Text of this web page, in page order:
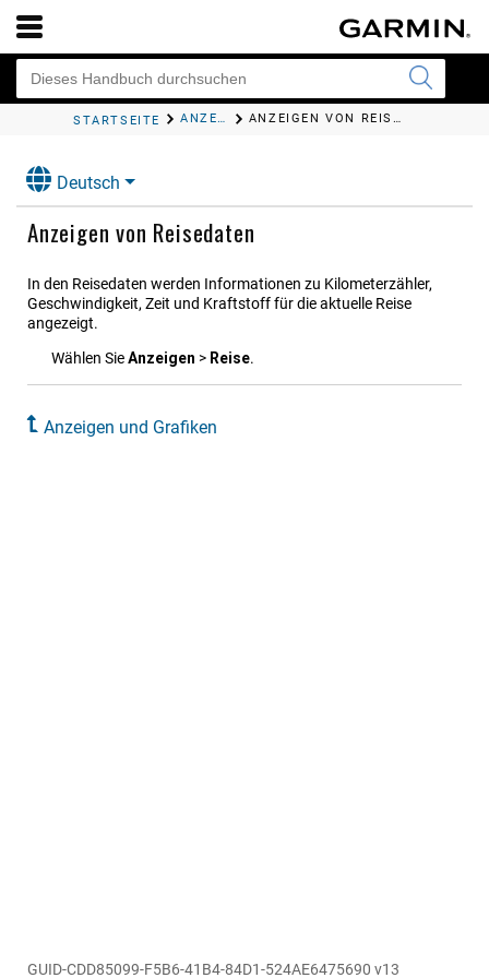
STARTSEITE ANZEIGEN UND GRAFIKEN ANZEIGEN VON REISEDATEN
Deutsch
Anzeigen von Reisedaten
In den Reisedaten werden Informationen zu Kilometerzähler,
Geschwindigkeit, Zeit und Kraftstoff für die aktuelle Reise
angezeigt.
Wählen SieAnzeigen > Reise.
Anzeigen und Grafiken
GUID-CDD85099-F5B6-41B4-84D1-524AE6475690 v13